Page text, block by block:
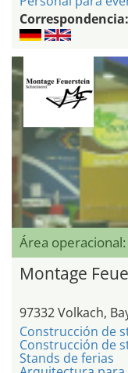
Correspondencia:
Área
Montage
97332 Volkach,
Construcción de
Construcción de
Stands de ferias